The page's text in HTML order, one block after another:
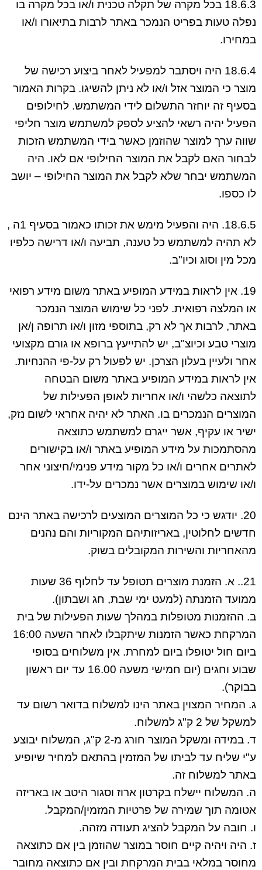
18.6.3 בכל מקרה של תקלה טכנית ו/או בכל מקרה בו
נפלה טעות בפריט הנמכר באתר לרבות בתיאורו ו/או
במחירו.
18.6.4 היה ויסתבר למפעיל לאחר ביצוע רכישה של
מוצר כי המוצר אזל ו/או לא ניתן להשיגו. בקרות האמור
בסעיף זה יוחזר התשלום לידי המשתמש. לחילופים
הפעיל יהיה רשאי להציע לספק למשתמש מוצר חליפי
שווה ערך למוצר שהוזמן כאשר בידי המשתמש הזכות
לבחור האם לקבל את המוצר החילופי אם לאו. היה
המשתמש יבחר שלא לקבל את המוצר החילופי – יושב
לו כספו.
18.6.5. היה והפעיל מימש את זכותו כאמור בסעיף 1ה ,
לא תהיה למשתמש כל טענה, תביעה ו/או דרישה כלפיו
מכל מין וסוג וכיו"ב.
19. אין לראות במידע המופיע באתר משום מידע רפואי
או המלצה רפואית. לפני כל שימוש המוצר הנמכר
באתר, לרבות אך לא רק, בתוספי מזון ו/או תרופה ן/אן
מוצרי טבע וכיוצ"ב, יש להתייעץ ברופא או גורם מקצועי
אחר ולעיין בעלון הצרכן. יש לפעול רק על-פי ההנחיות.
אין לראות במידע המופיע באתר משום הבטחה
לתוצאה כלשהי ו/או אחריות לאופן הפעילות של
המוצרים הנמכרים בו. האתר לא יהיה אחראי לשום נזק,
ישיר או עקיף, אשר ייגרם למשתמש כתוצאה
מהסתמכות על מידע המופיע באתר ו/או בקישורים
לאתרים אחרים ו/או כל מקור מידע פנימי/חיצוני אחר
ו/או שימוש במוצרים אשר נמכרים על-ידו.
20. יודגש כי כל המוצרים המוצעים לרכישה באתר הינם
חדשים לחלוטין, באריזותיהם המקוריות והם נהנים
מהאחריות והשירות המקובלים בשוק.
21.. א. הזמנת מוצרים תטופל עד לחלוף 36 שעות
ממועד הזמנתה (למעט ימי שבת, חג ושבתון).
ב. ההזמנות מטופלות במהלך שעות הפעילות של בית
המרקחת כאשר הזמנות שיתקבלו לאחר השעה 16:00
ביום חול יטופלו ביום למחרת. אין משלוחים בסופי
שבוע וחגים (יום חמישי משעה 16.00 עד יום ראשון
בבוקר).
ג. המחיר המצוין באתר הינו למשלוח בדואר רשום עד
למשקל של 2 ק"ג למשלוח.
ד. במידה ומשקל המוצר חורג מ-2 ק"ג, המשלוח יבוצע
ע"י שליח עד לביתו של המזמין בהתאם למחיר שיופיע
באתר למשלוח זה.
ה. המשלוח יישלח בקרטון ארוז וסגור היטב או באריזה
אטומה תוך שמירה של פרטיות המזמין/המקבל.
ו. חובה על המקבל להציג תעודה מזהה.
ז. היה ויהיה קיים חוסר במוצר שהוזמן בין אם כתוצאה
מחוסר במלאי בבית המרקחת ובין אם כתוצאה מחובר